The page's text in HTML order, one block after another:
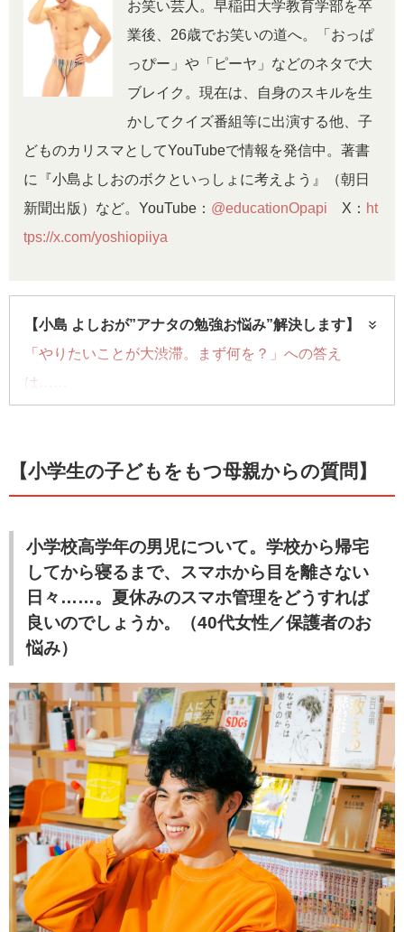
お笑い芸人。早稲田大学教育学部を卒
業後、26歳でお笑いの道へ。「おっぱ
っぴー」や「ピーヤ」などのネタで大
ブレイク。現在は、自身のスキルを生
かしてクイズ番組等に出演する他、子
どものカリスマとしてYouTubeで情報を発信中。著書
に『小島よしおのボクといっしょに考えよう』（朝日
新聞出版）など。YouTube： @educationOpapi X： ht
tps://x.com/yoshiopiiya
【小島 よしおが”アナタの勉強お悩み”解決します】
「やりたいことが大渋滞。まず何を？」への答え
は
答えは……
「資格の勉強と家族サービスの板挟みに」への答え
子どものスマホ依存には「貯める」心理を刺激！……
今回はコチラ
【気になるあの人を深堀り】
【よしお流Wラッキー思考】
【
漢検準1級取得のコツ】
連載記事一覧へ
【小学生の子どもをもつ母親からの質問】
小学校高学年の男児について。学校から帰宅
してから寝るまで、スマホから目を離さない
日々……。夏休みのスマホ管理をどうすれば
良いのでしょうか。（40代女性／保護者のお
悩み）